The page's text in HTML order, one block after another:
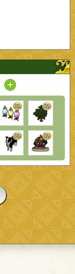
アイコン / ラインナ